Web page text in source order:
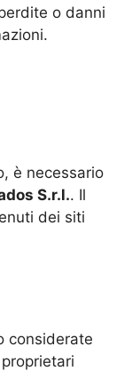
o danni
è necessario
S.r.l.. Il
dei siti
considerate